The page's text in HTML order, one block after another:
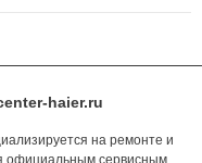
haier.ru
на ремонте и
официальным сервисным